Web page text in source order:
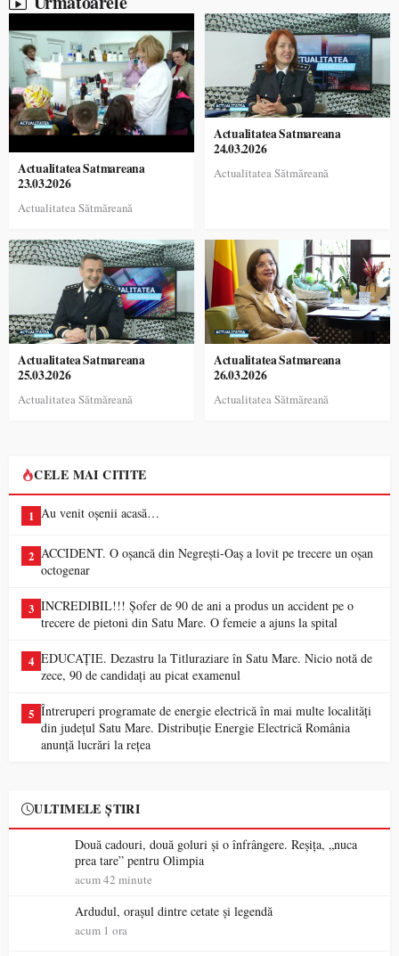
Actualitatea Satmareana
23.03.2026
Actualitatea Sătmăreană
Actualitatea Satmareana
24.03.2026
Actualitatea Sătmăreană
Actualitatea Satmareana
25.03.2026
Actualitatea Sătmăreană
Actualitatea Satmareana
26.03.2026
Actualitatea Sătmăreană
CELE MAI CITITE
1 Au venit oșenii acasă…
2 ACCIDENT. O oșancă din Negrești-Oaș a lovit pe trecere un oșan
octogenar
3 INCREDIBIL!!! Șofer de 90 de ani a produs un accident pe o
trecere de pietoni din Satu Mare. O femeie a ajuns la spital
4 EDUCAȚIE. Dezastru la Titluraziare în Satu Mare. Nicio notă de
zece, 90 de candidați au picat examenul
5 Întreruperi programate de energie electrică în mai multe localități
din județul Satu Mare. Distribuție Energie Electrică România
anunță lucrări la rețea
ULTIMELE ȘTIRI
Două cadouri, două goluri și o înfrângere. Reșița, „nuca
prea tare” pentru Olimpia
acum 42 minute
Ardudul, orașul dintre cetate și legendă
acum 1 ora